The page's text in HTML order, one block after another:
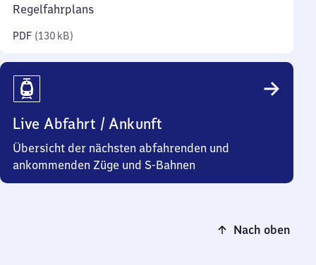
Regelfahrplans
PDF (130 kB)
Live Abfahrt / Ankunft
Übersicht der nächsten abfahrenden und
ankommenden Züge und S-Bahnen
Nach oben